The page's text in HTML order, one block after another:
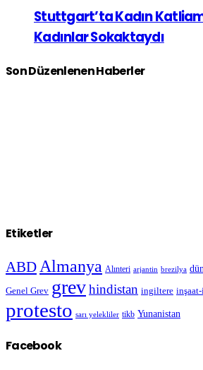
Stuttgart’ta Kadın
Kadınlar Sokaktaydı
Son Düzenlenen Haberler
Etiketler
ABD Almanya Alınteri arjantin brezilya
Genel Grev grevhindistan ingiltere
protesto sarı yelekliler tikb Yunanistan
Facebook